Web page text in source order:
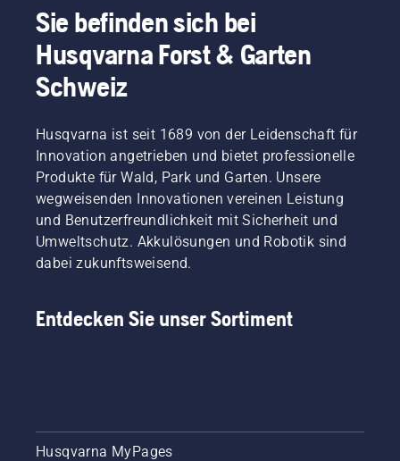
Sie befinden sich bei
Husqvarna Forst & Garten
Schweiz
Husqvarna ist seit 1689 von der Leidenschaft für
Innovation angetrieben und bietet professionelle
Produkte für Wald, Park und Garten. Unsere
wegweisenden Innovationen vereinen Leistung
und Benutzerfreundlichkeit mit Sicherheit und
Umweltschutz. Akkulösungen und Robotik sind
dabei zukunftsweisend.
Entdecken Sie unser Sortiment
Husqvarna MyPages